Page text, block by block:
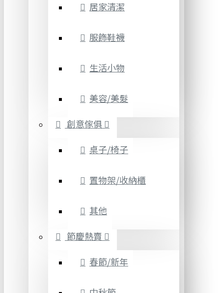
居家清潔
服飾鞋襪
生活小物
美容/美髮
創意傢俱
桌子/椅子
置物架/收納櫃
其他
節慶熱賣
春節/新年